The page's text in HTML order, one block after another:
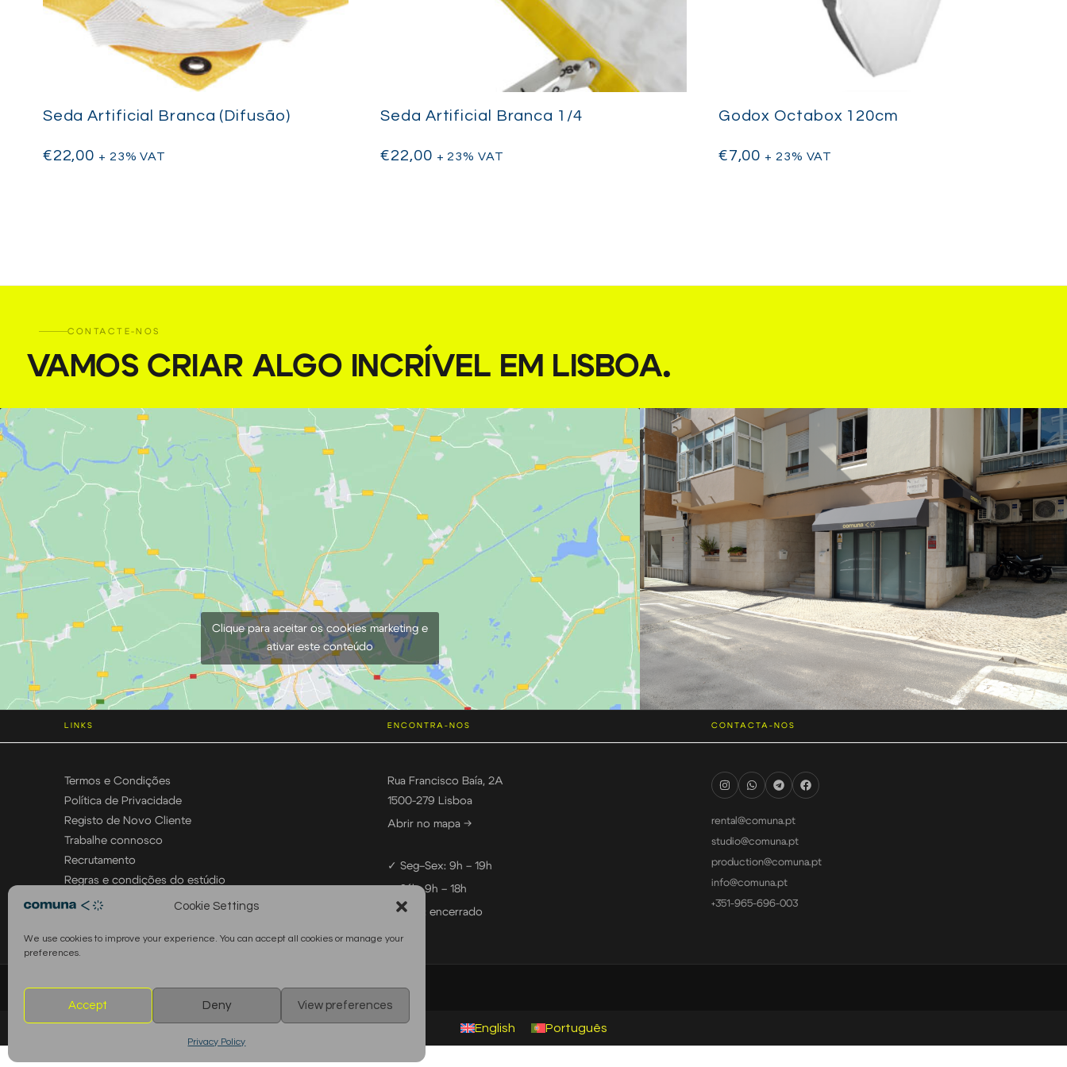
Cookie Settings
We use cookies to improve your experience. You can accept all cookies or manage your
preferences.
Accept Deny View preferences
Privacy Policy
Seda Artificial Branca (Difusão)
€22,00 + 23% VAT
Seda Artificial Branca 1/4
€22,00 + 23% VAT
Godox Octabox 120cm
€7,00 + 23% VAT
CONTACTE-NOS
VAMOS CRIAR ALGO INCRÍVEL EM LISBOA.
Clique para aceitar os cookies marketing e
ativar este conteúdo
LINKS ENCONTRA-NOS CONTACTA-NOS
Termos e Condições
Política de Privacidade
Registo de Novo Cliente
Trabalhe connosco
Recrutamento
Regras e condições do estúdio
Rua Francisco Baía, 2A
1500-279 Lisboa
Abrir no mapa →
✓ Seg–Sex: 9h – 19h
✓ Sáb: 9h – 18h
— Dom: encerrado
rental@comuna.pt
studio@comuna.pt
production@comuna.pt
info@comuna.pt
+351-965-696-003
© 2026 Comuna Rental House · Todos os direitos reservados
English Português